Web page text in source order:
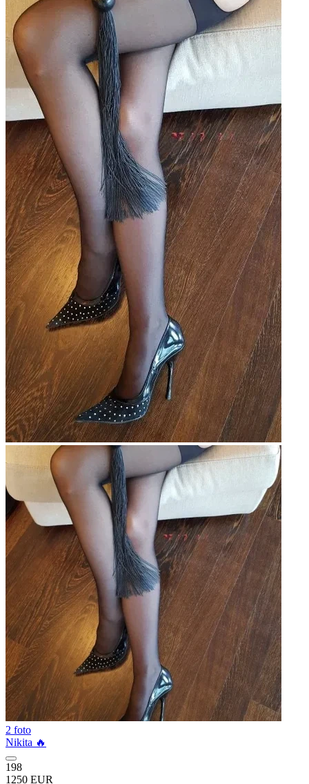
2 foto
Nikita 🔥
198
1250 EUR